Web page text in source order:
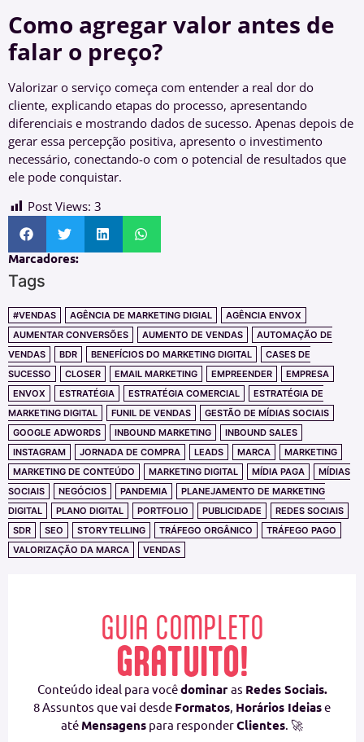
Como agregar valor antes de
falar o preço?
Valorizar o serviço começa com entender a real dor do
cliente, explicando etapas do processo, apresentando
diferenciais e mostrando dados de sucesso. Apenas depois de
gerar essa percepção positiva, apresento o investimento
necessário, conectando-o com o potencial de resultados que
ele pode conquistar.
Post Views: 3
Marcadores:
Tags
#VENDAS AGÊNCIA DE MARKETING DIGIAL
AGÊNCIA ENVOX
AUMENTAR CONVERSÕES
AUMENTO DE VENDAS
AUTOMAÇÃO DE
VENDAS
BDR BENEFÍCIOS DO MARKETING DIGITAL
CASES DE
SUCESSO
CLOSER EMAIL MARKETING EMPREENDER
EMPRESA
ENVOX
ESTRATÉGIA ESTRATÉGIA COMERCIAL
ESTRATÉGIA DE
MARKETING DIGITAL
FUNIL DE VENDAS
GESTÃO DE MÍDIAS SOCIAIS
GOOGLE ADWORDS
INBOUND MARKETING
INBOUND SALES
INSTAGRAM
JORNADA DE COMPRA LEADS MARCA
MARKETING
MARKETING DE CONTEÚDO
MARKETING DIGITAL MÍDIA PAGA
MÍDIAS
SOCIAIS
NEGÓCIOS PANDEMIA
PLANEJAMENTO DE MARKETING
DIGITAL
PLANO DIGITAL PORTFOLIO PUBLICIDADE
REDES SOCIAIS
SDR
SEO STORYTELLING TRÁFEGO ORGÂNICO
TRÁFEGO PAGO
VALORIZAÇÃO DA MARCA
VENDAS
GUIA COMPLETO
GRATUITO!
Conteúdo ideal para vocêdominar as Redes Sociais.
8 Assuntos que vai desde Formatos, Horários Ideiase
até Mensagens para responderClientes. 🚀